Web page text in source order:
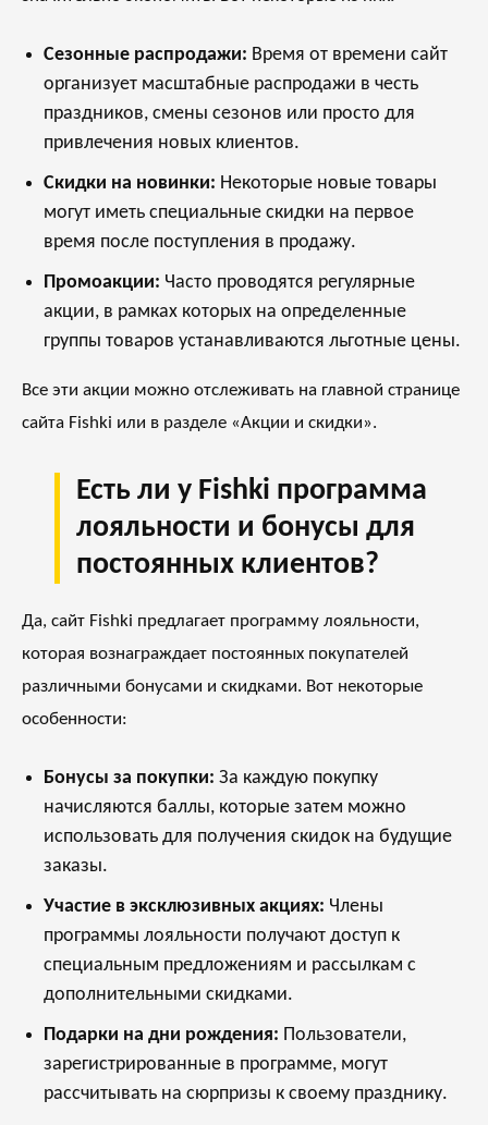
Сезонные распродажи: Время от времени сайт
организует масштабные распродажи в честь
праздников, смены сезонов или просто для
привлечения новых клиентов.
Скидки на новинки: Некоторые новые товары
могут иметь специальные скидки на первое
время после поступления в продажу.
Промоакции: Часто проводятся регулярные
акции, в рамках которых на определенные
группы товаров устанавливаются льготные цены.
Все эти акции можно отслеживать на главной странице
сайта Fishki или в разделе «Акции и скидки».
Есть ли у Fishki программа
лояльности и бонусы для
постоянных клиентов?
Да, сайт Fishki предлагает программу лояльности,
которая вознаграждает постоянных покупателей
различными бонусами и скидками. Вот некоторые
особенности:
Бонусы за покупки: За каждую покупку
начисляются баллы, которые затем можно
использовать для получения скидок на будущие
заказы.
Участие в эксклюзивных акциях: Члены
программы лояльности получают доступ к
специальным предложениям и рассылкам с
дополнительными скидками.
Подарки на дни рождения: Пользователи,
зарегистрированные в программе, могут
рассчитывать на сюрпризы к своему празднику.